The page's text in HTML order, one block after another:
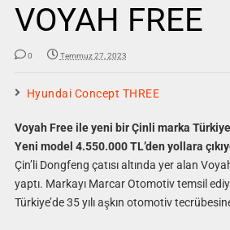
VOYAH FREE
0 Temmuz 27, 2023
Hyundai Concept THREE
Voyah Free ile yeni bir Çinli marka
Yeni model 4.550.000 TL’den yollara
Çin’li Dongfeng çatısı altında yer alan
yaptı. Markayı Marcar Otomotiv temsil
Türkiye’de 35 yılı aşkın otomotiv